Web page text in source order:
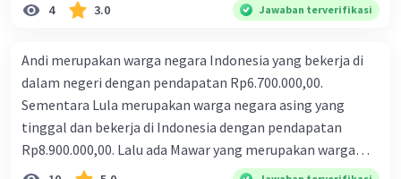
nomor…. a. 1 dan 3 b. 3 dan 4 c. 2 dan 3 d. 1 dan 2 e. 2 dan 4
4 3.0 Jawaban terverifikasi
Andi merupakan warga negara Indonesia yang bekerja di
dalam negeri dengan pendapatan Rp6.700.000,00.
Sementara Lula merupakan warga negara asing yang
tinggal dan bekerja di Indonesia dengan pendapatan
Rp8.900.000,00. Lalu ada Mawar yang merupakan warga
negara Indonesia yang tinggal dan bekerja di luar negeri